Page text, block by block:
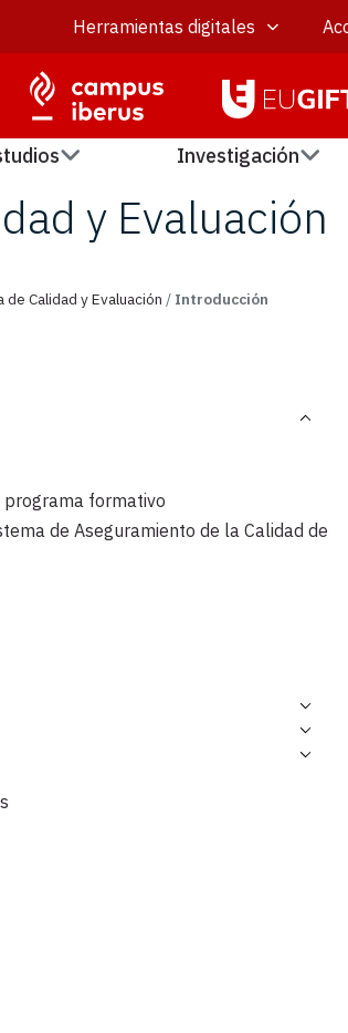
Herramientas digitales
Investigación
y Evaluación
de Calidad y Evaluación / Introducción
programa formativo
de Aseguramiento de la Calidad de
y máster